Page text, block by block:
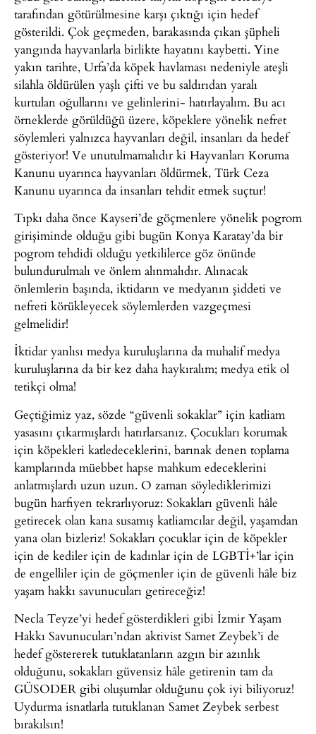
tarafından götürülmesine karşı çıktığı için hedef
gösterildi. Çok geçmeden, barakasında çıkan şüpheli
yangında hayvanlarla birlikte hayatını kaybetti. Yine
yakın tarihte, Urfa’da köpek havlaması nedeniyle ateşli
silahla öldürülen yaşlı çifti ve bu saldırıdan yaralı
kurtulan oğullarını ve gelinlerini- hatırlayalım. Bu acı
örneklerde görüldüğü üzere, köpeklere yönelik nefret
söylemleri yalnızca hayvanları değil, insanları da hedef
gösteriyor! Ve unutulmamalıdır ki Hayvanları Koruma
Kanunu uyarınca hayvanları öldürmek, Türk Ceza
Kanunu uyarınca da insanları tehdit etmek suçtur!
Tıpkı daha önce Kayseri’de göçmenlere yönelik pogrom
girişiminde olduğu gibi bugün Konya Karatay’da bir
pogrom tehdidi olduğu yetkililerce göz önünde
bulundurulmalı ve önlem alınmalıdır. Alınacak
önlemlerin başında, iktidarın ve medyanın şiddeti ve
nefreti körükleyecek söylemlerden vazgeçmesi
gelmelidir!
İktidar yanlısı medya kuruluşlarına da muhalif medya
kuruluşlarına da bir kez daha haykıralım; medya etik ol
tetikçi olma!
Geçtiğimiz yaz, sözde “güvenli sokaklar” için katliam
yasasını çıkarmışlardı hatırlarsanız. Çocukları korumak
için köpekleri katledeceklerini, barınak denen toplama
kamplarında müebbet hapse mahkum edeceklerini
anlatmışlardı uzun uzun. O zaman söylediklerimizi
bugün harfiyen tekrarlıyoruz: Sokakları güvenli hâle
getirecek olan kana susamış katliamcılar değil, yaşamdan
yana olan bizleriz! Sokakları çocuklar için de köpekler
için de kediler için de kadınlar için de LGBTİ+’lar için
de engelliler için de göçmenler için de güvenli hâle biz
yaşam hakkı savunucuları getireceğiz!
Necla Teyze’yi hedef gösterdikleri gibi İzmir Yaşam
Hakkı Savunucuları’ndan aktivist Samet Zeybek’i de
hedef göstererek tutuklatanların azgın bir azınlık
olduğunu, sokakları güvensiz hâle getirenin tam da
GÜSODER gibi oluşumlar olduğunu çok iyi biliyoruz!
Uydurma isnatlarla tutuklanan Samet Zeybek serbest
bırakılsın!